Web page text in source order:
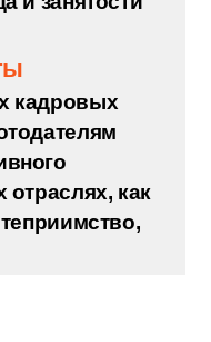
труду Санкт-
вакансий